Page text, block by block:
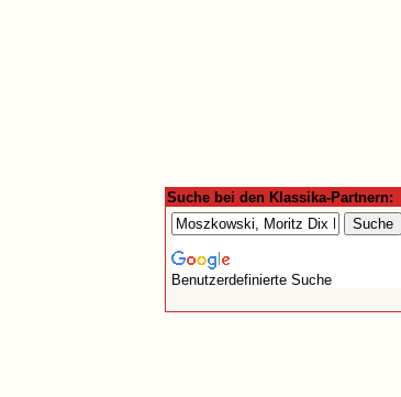
Suche bei den Klassika-Partnern:
Benutzerdefinierte Suche